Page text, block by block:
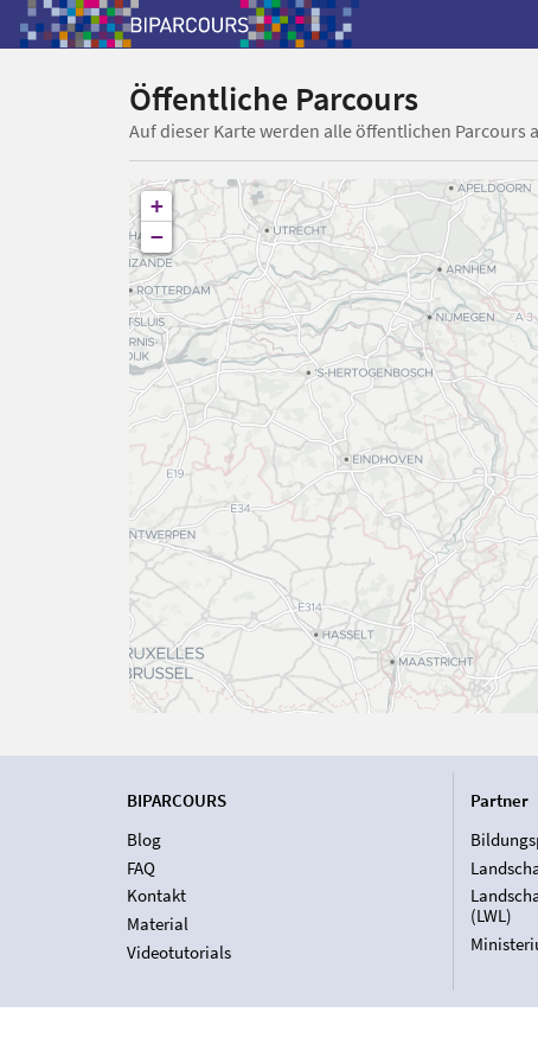
Öffentliche Parcours
Auf dieser Karte werden alle öffentlichen Parcours
+
−
BIPARCOURS
Blog
FAQ
Kontakt
Material
Videotutorials
Partner
(LWL)